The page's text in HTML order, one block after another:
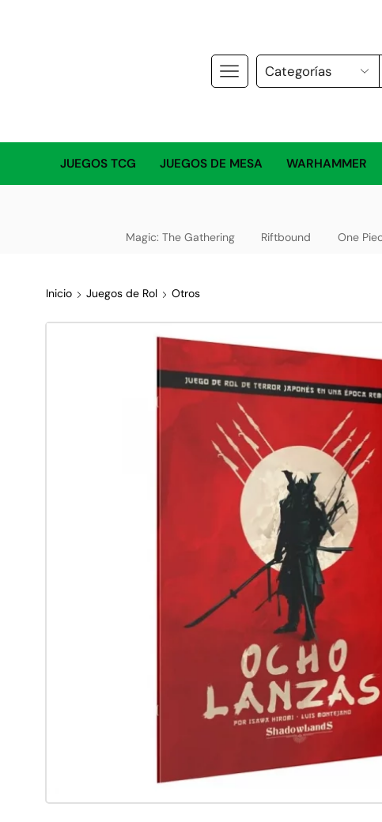
JUEGOS TCG JUEGOS DE MESA WARHAMMER
Magic: The Gathering Riftbound One
Inicio Juegos de Rol Otros